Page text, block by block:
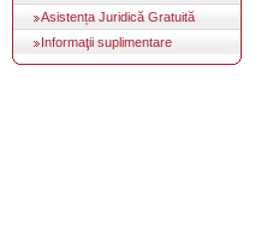
Asistența Juridică Gratuită
Informaţii suplimentare